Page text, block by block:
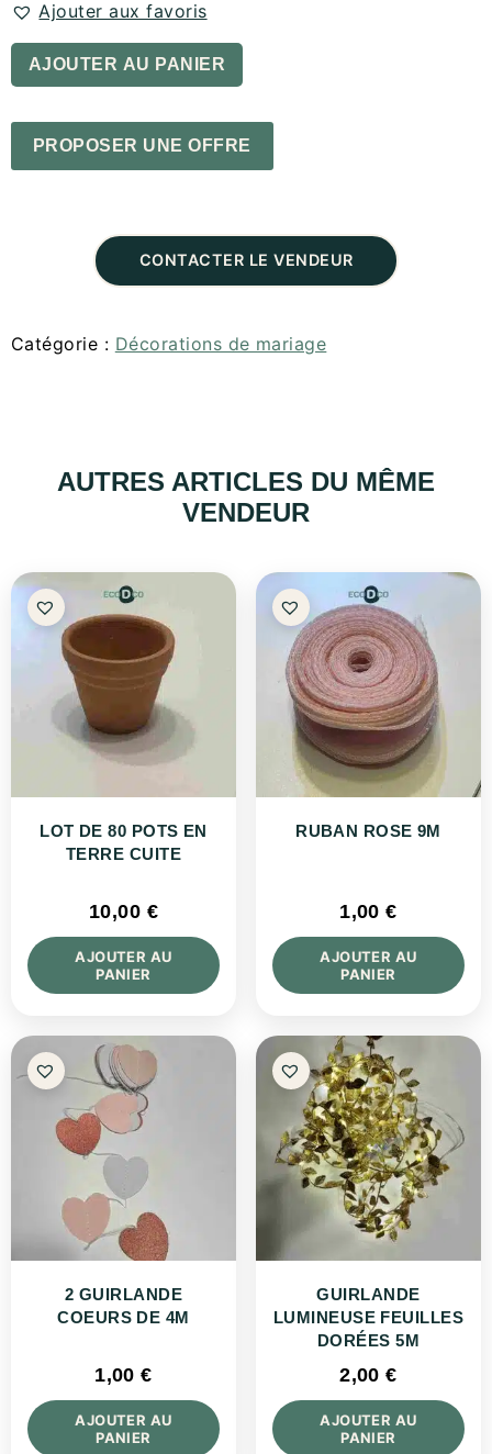
Ajouter aux favoris
AJOUTER AU PANIER
PROPOSER UNE OFFRE
CONTACTER LE VENDEUR
Catégorie : Décorations de mariage
AUTRES ARTICLES DU MÊME
VENDEUR
LOT DE 80 POTS EN
TERRE CUITE
10,00 €
AJOUTER AU
PANIER
RUBAN ROSE 9M
1,00€
AJOUTER AU
PANIER
2 GUIRLANDE
COEURS DE 4M
1,00€
AJOUTER AU
PANIER
GUIRLANDE
LUMINEUSE FEUILLES
DORÉES 5M
2,00€
AJOUTER AU
PANIER